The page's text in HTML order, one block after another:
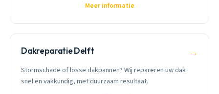
Meer informatie
Dakreparatie Delft →
Stormschade of losse dakpannen? Wij repareren uw dak
snel en vakkundig, met duurzaam resultaat.